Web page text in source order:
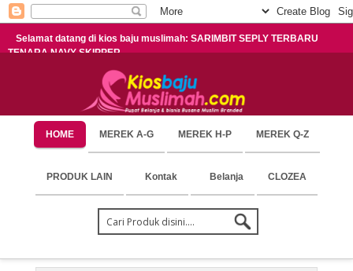
Selamat datang di kios baju muslimah: SARIMBIT SEPLY TERBARU
TENARA NAVY SKIPPER
HOME MEREK A-G MEREK H-P MEREK Q-Z
PRODUK LAIN Kontak Belanja CLOZEA